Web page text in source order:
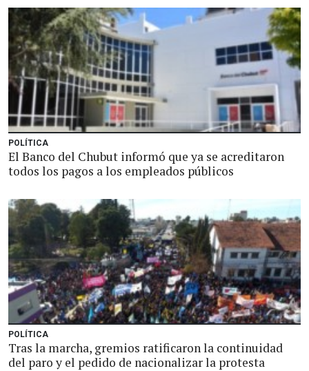
POLÍTICA
El Banco del Chubut informó que ya se acreditaron
todos los pagos a los empleados públicos
POLÍTICA
Tras la marcha, gremios ratificaron la continuidad
del paro y el pedido de nacionalizar la protesta